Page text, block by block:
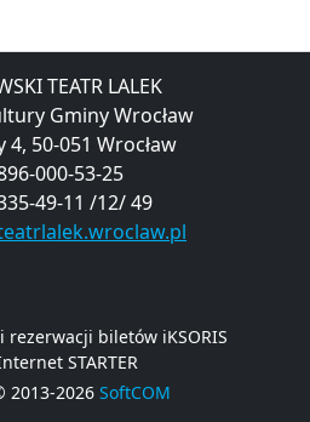
TEATR LALEK
Gminy Wrocław
4, 50-051 Wrocław
000-53-25
49-11 /12/ 49
rezerwacji biletów iKSORIS
STARTER
2013-2026 SoftCOM